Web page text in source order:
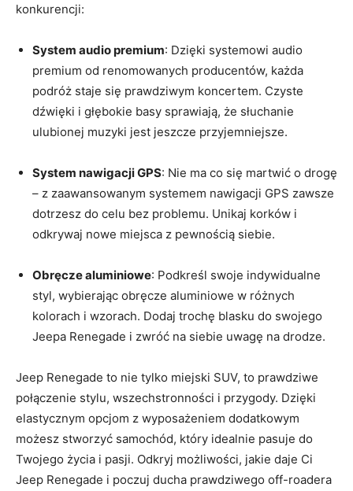
konkurencji:
System audio premium: Dzięki systemowi ‌audio
⁣premium⁢ od renomowanych producentów, każda
podróż staje się prawdziwym koncertem. Czyste
dźwięki i głębokie basy sprawiają, że⁣ słuchanie
ulubionej muzyki jest ‍jeszcze przyjemniejsze.
System ⁣nawigacji GPS: Nie ⁤ma co ‍się ⁣martwić o drogę
– z zaawansowanym systemem nawigacji GPS zawsze
dotrzesz⁤ do celu bez⁢ problemu. Unikaj ⁣korków i
odkrywaj nowe miejsca​ z pewnością⁢ siebie.
Obręcze aluminiowe: Podkreśl swoje indywidualne
styl, wybierając obręcze⁣ aluminiowe⁤ w ​różnych
⁢kolorach i wzorach. Dodaj​ trochę blasku do swojego‍
Jeepa Renegade i zwróć na siebie ⁢uwagę na drodze.
Jeep Renegade⁢ to‍ nie tylko miejski SUV, to prawdziwe
połączenie stylu,⁢ wszechstronności i przygody. Dzięki
elastycznym opcjom z wyposażeniem dodatkowym
możesz stworzyć samochód, który idealnie pasuje do
Twojego życia i pasji. Odkryj możliwości,​ jakie⁢ daje Ci
Jeep Renegade i ⁢poczuj ducha prawdziwego ‌off-roadera